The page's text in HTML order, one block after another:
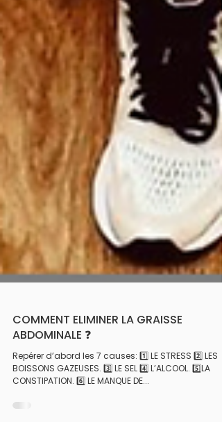
COMMENT ELIMINER LA GRAISSE
ABDOMINALE ❓
Repérer d’abord les 7 causes: 1️⃣ LE STRESS 2️⃣ LES
CONSTIPATION. 6️⃣ LE MANQUE DE...